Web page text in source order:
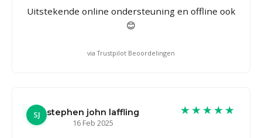
Uitstekende online ondersteuning en offline ook
😊
via Trustpilot Beoordelingen
SJ
stephen john laffling
16 Feb 2025
★★★★★